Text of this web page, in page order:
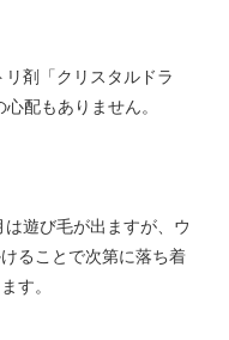
剤「クリスタルドラ
配もありません。
遊び毛が出ますが、ウ
ることで次第に落ち着
す。